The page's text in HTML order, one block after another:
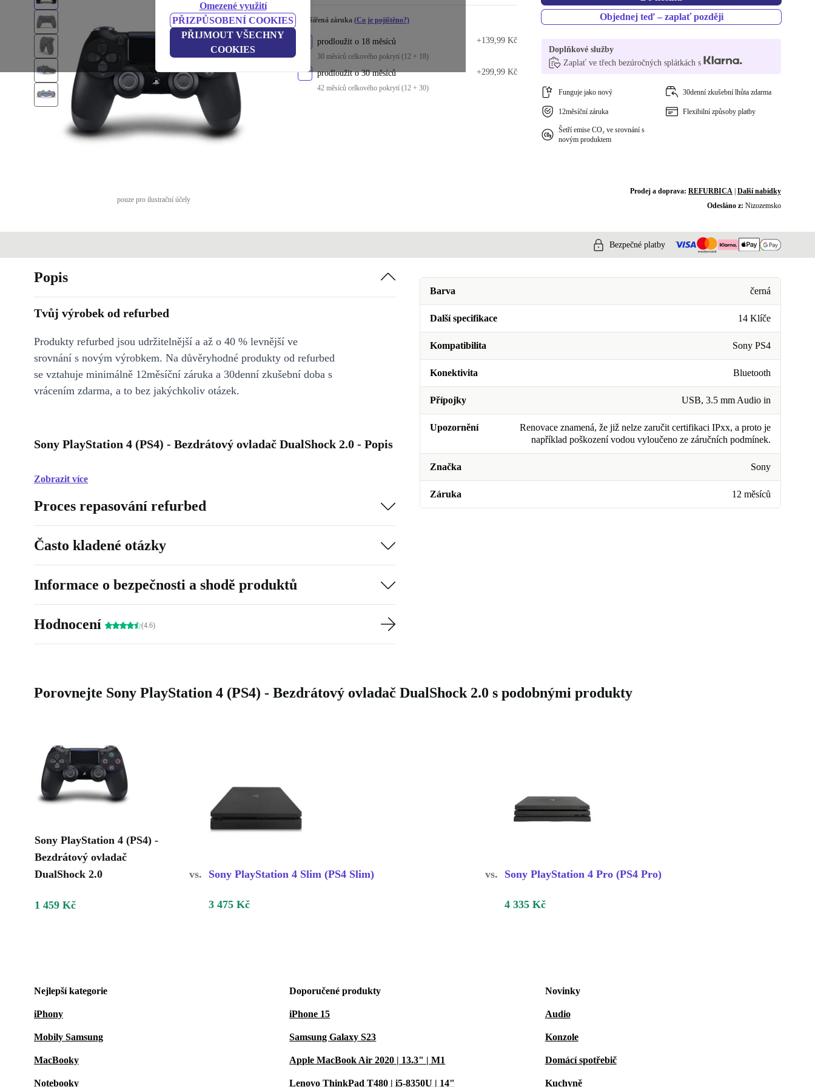
Omezené využití
PŘIZPŮSOBENÍ COOKIES
PŘIJMOUT VŠECHNY
COOKIES
pouze pro ilustrační účely
Rozšířená záruka (Co je pojištěno?)
prodloužit o 18 měsíců
30 měsíců celkového pokrytí (12 + 18)
+139,99 Kč
prodloužit o 30 měsíců
42 měsíců celkového pokrytí (12 + 30)
+299,99 Kč
Objednej teď – zaplať později
Doplňkové služby
Zaplať ve třech bezúročných splátkách s
Funguje jako nový 30denní zkušební lhůta zdarma
12měsíční záruka Flexibilní způsoby platby
Šetří emise CO₂ ve srovnání s
novým produktem
Prodej a doprava: REFURBICA| Další nabídky
Odesláno z: Nizozemsko
Bezpečné platby
Barva černá
Další specifikace 14 Klíče
Kompatibilita Sony PS4
Konektivita Bluetooth
Přípojky USB, 3.5 mm Audio in
Upozornění
Renovace znamená, že již nelze zaručit certifikaci IPxx, a proto je
například poškození vodou vyloučeno ze záručních podmínek.
Značka Sony
Záruka 12 měsíců
Popis
Tvůj výrobek od refurbed
Produkty refurbed jsou udržitelnější a až o 40 % levnější ve
srovnání s novým výrobkem. Na důvěryhodné produkty od refurbed
se vztahuje minimálně 12měsíční záruka a 30denní zkušební doba s
vrácením zdarma, a to bez jakýchkoliv otázek.
Sony PlayStation 4 (PS4) - Bezdrátový ovladač DualShock 2.0 - Popis
Zobrazit více
Proces repasování refurbed
Často kladené otázky
Informace o bezpečnosti a shodě produktů
Hodnocení (4.6)
Porovnejte Sony PlayStation 4 (PS4) - Bezdrátový ovladač DualShock 2.0 s podobnými produkty
Sony PlayStation 4 (PS4) -
Bezdrátový ovladač
DualShock 2.0
vs. Sony PlayStation 4 Slim (PS4 Slim) vs. Sony PlayStation 4 Pro (PS4 Pro)
1 459 Kč 3 475 Kč 4 335 Kč
Nejlepší kategorie
iPhony
Mobily Samsung
MacBooky
Notebooky
Doporučené produkty
iPhone 15
Samsung Galaxy S23
Apple MacBook Air 2020 | 13.3" | M1
Lenovo ThinkPad T480 | i5-8350U | 14"
Novinky
Audio
Konzole
Domácí spotřebič
Kuchyně